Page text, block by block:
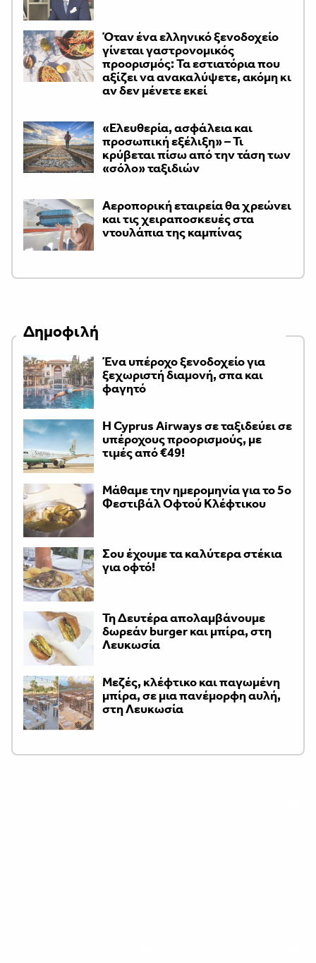
Όταν ένα ελληνικό ξενοδοχείο
γίνεται γαστρονομικός
προορισμός: Τα εστιατόρια που
αξίζει να ανακαλύψετε, ακόμη κι
αν δεν μένετε εκεί
«Ελευθερία, ασφάλεια και
προσωπική εξέλιξη» – Τι
κρύβεται πίσω από την τάση των
«σόλο» ταξιδιών
Αεροπορική εταιρεία θα χρεώνει
και τις χειραποσκευές στα
ντουλάπια της καμπίνας
Δημοφιλή
Ένα υπέροχο ξενοδοχείο για
ξεχωριστή διαμονή, σπα και
φαγητό
H Cyprus Airways σε ταξιδεύει σε
υπέροχους προορισμούς, με
τιμές από €49!
Μάθαμε την ημερομηνία για το 5ο
Φεστιβάλ Οφτού Κλέφτικου
Σου έχουμε τα καλύτερα στέκια
για οφτό!
Τη Δευτέρα απολαμβάνουμε
δωρεάν burger και μπίρα, στη
Λευκωσία
Μεζές, κλέφτικο και παγωμένη
μπίρα, σε μια πανέμορφη αυλή,
στη Λευκωσία